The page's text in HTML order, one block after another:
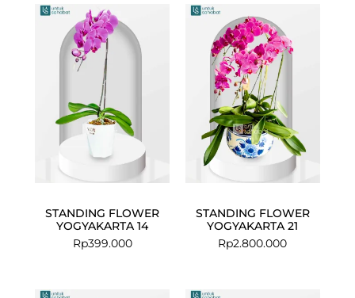
STANDING FLOWER
YOGYAKARTA 14
Rp399.000
STANDING FLOWER
YOGYAKARTA 21
Rp2.800.000